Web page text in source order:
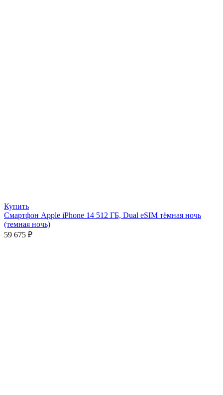
Купить
Смартфон Apple iPhone 14 512 ГБ, Dual eSIM тёмная ночь
(темная ночь)
59 675 ₽